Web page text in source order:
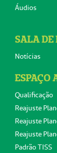
Áudios
SALA DE
Notícias
ESPAÇO
Qualificação
Reajuste
Reajuste
Reajuste
Padrão TISS